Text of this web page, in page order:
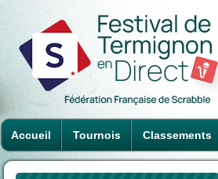
Accueil Tournois Classements